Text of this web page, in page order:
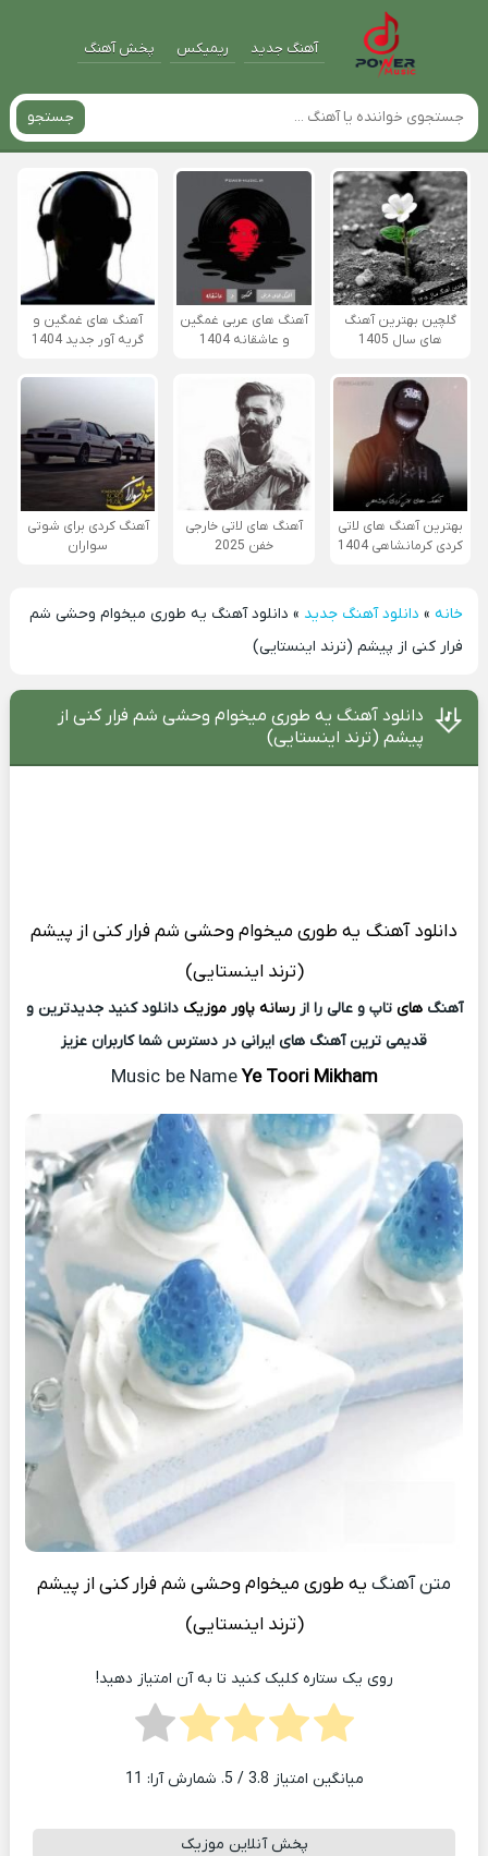
آهنگ جدید ریمیکس پخش آهنگ
جستجو
گلچین بهترین آهنگ
های سال 1405
آهنگ های عربی غمگین
و عاشقانه 1404
آهنگ های غمگین و
گریه آور جدید 1404
بهترین آهنگ های لاتی
کردی کرمانشاهی 1404
آهنگ های لاتی خارجی
خفن 2025
آهنگ کردی برای شوتی
سواران
خانه» دانلود آهنگ جدید » دانلود آهنگ یه طوری میخوام وحشی شم
فرار کنی از پیشم (ترند اینستایی)
دانلود آهنگ یه طوری میخوام وحشی شم فرار کنی از
پیشم (ترند اینستایی)
دانلود آهنگ یه طوری میخوام وحشی شم فرار کنی از پیشم
(ترند اینستایی)
آهنگهای تاپ و عالی را ازرسانه پاور موزیک دانلود کنید جدیدترین و
قدیمی ترین آهنگ های ایرانی در دسترس شما کاربران عزیز
Music be NameYe Toori Mikham
متن آهنگ یه طوری میخوام وحشی شم فرار کنی از پیشم
(ترند اینستایی)
روی یک ستاره کلیک کنید تا به آن امتیاز دهید!
میانگین امتیاز 3.8 / 5. شمارش آرا: 11
پخش آنلاین موزیک